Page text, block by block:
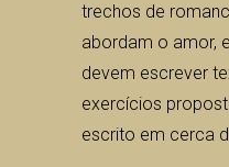
trechos de
abordam o amor,
devem escrever
exercícios
escrito em cerca